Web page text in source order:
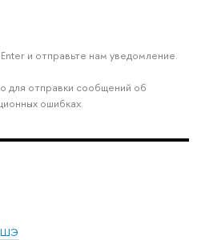
и отправьте нам уведомление.
для отправки сообщений об
ошибках.